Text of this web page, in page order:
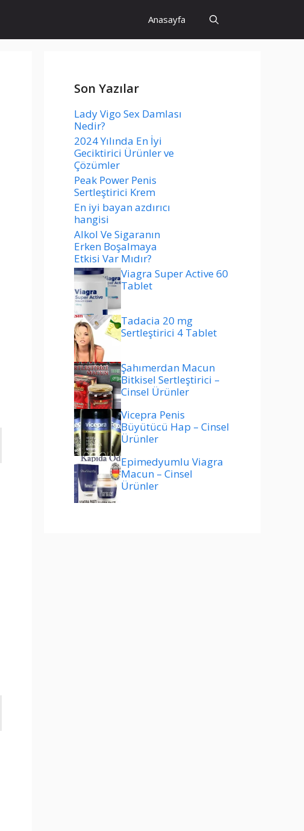
Anasayfa
Son Yazılar
Lady Vigo Sex Damlası
Nedir?
2024 Yılında En İyi
Geciktirici Ürünler ve
Çözümler
Peak Power Penis
Sertleştirici Krem
En iyi bayan azdırıcı
hangisi
Alkol Ve Sigaranın
Erken Boşalmaya
Etkisi Var Mıdır?
Viagra Super Active 60
Tablet
Tadacia 20 mg
Sertleştirici 4 Tablet
Şahımerdan Macun
Bitkisel Sertleştirici –
Cinsel Ürünler
Vicepra Penis
Büyütücü Hap – Cinsel
Ürünler
Epimedyumlu Viagra
Macun – Cinsel
Ürünler